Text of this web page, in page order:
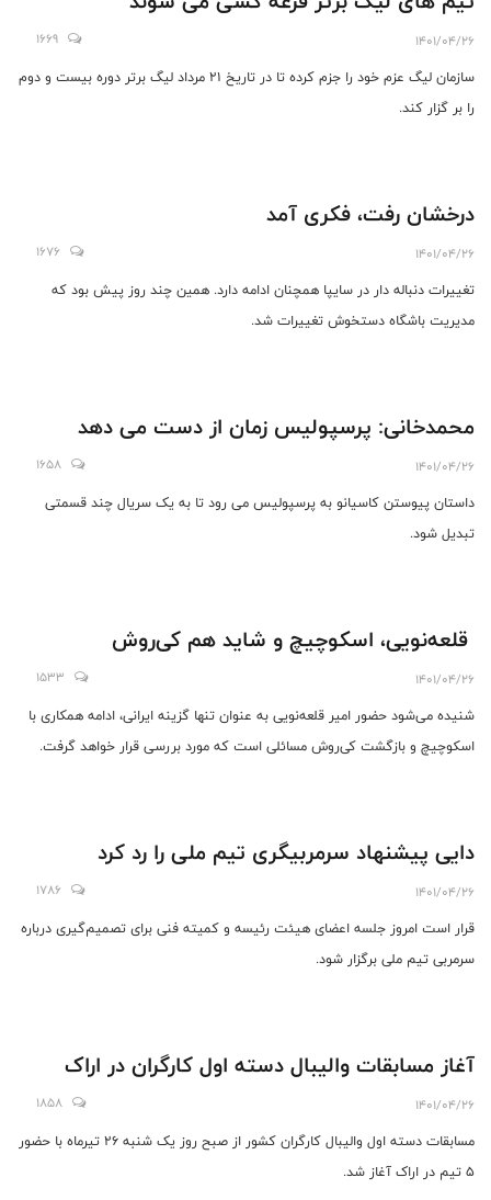
1401/04/26
1669
سازمان لیگ عزم خود را جزم کرده تا در تاریخ ۲۱ مرداد لیگ برتر دوره بیست و دوم
را بر گزار کند.
درخشان رفت، فکری آمد
1401/04/26
1676
تغییرات دنباله دار در سایپا همچنان ادامه دارد. همین چند روز پیش بود که
مدیریت باشگاه دستخوش تغییرات شد.
محمدخانی: پرسپولیس زمان از دست می دهد
1401/04/26
1658
داستان پیوستن کاسیانو به پرسپولیس می رود تا به یک سریال چند قسمتی
تبدیل شود.
قلعه‌نویی، اسکوچیچ و شاید هم کی‌روش
1401/04/26
1533
شنیده می‌شود حضور امیر قلعه‌نویی به عنوان تنها گزینه ایرانی، ادامه همکاری با
اسکوچیچ و بازگشت کی‌روش مسائلی است که مورد بررسی قرار خواهد گرفت.
دایی پیشنهاد سرمربیگری تیم ملی را رد کرد
1401/04/26
1786
قرار است امروز جلسه اعضای هیئت رئیسه و کمیته فنی برای تصمیم‌گیری درباره
سرمربی تیم ملی برگزار شود.
آغاز مسابقات والیبال دسته اول کارگران در اراک
1401/04/26
1858
مسابقات دسته اول والیبال کارگران کشور از صبح روز یک شنبه ۲۶ تیرماه با حضور
۵ تیم در اراک آغاز شد.